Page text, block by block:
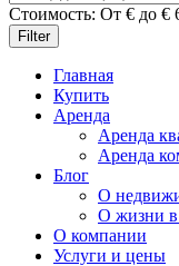
Стоимость: От € до €
Filter
Главная
Купить
Аренда
Аренда
Аренда
Блог
О
О жизни
О компании
Услуги и цены